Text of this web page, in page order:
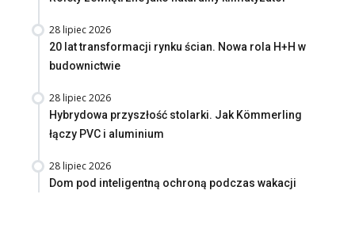
28 lipiec 2026
20 lat transformacji rynku ścian. Nowa rola H+H w
budownictwie
28 lipiec 2026
Hybrydowa przyszłość stolarki. Jak Kömmerling
łączy PVC i aluminium
28 lipiec 2026
Dom pod inteligentną ochroną podczas wakacji